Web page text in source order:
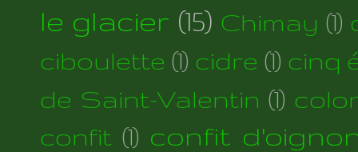
le glacier (15) Chimay (1)
ciboulette (1) cidre (1) cinq
de Saint-Valentin (1)
confit (1) confit